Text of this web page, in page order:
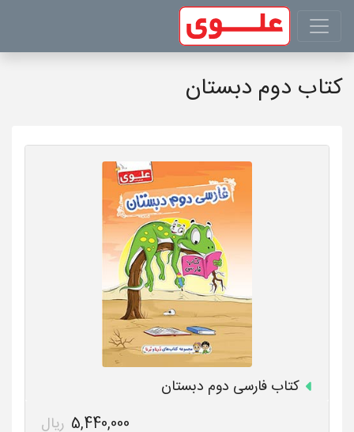
کتاب دوم دبستان
کتاب فارسی دوم دبستان
5,440,000 ریال